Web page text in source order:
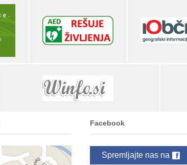
Facebook
Spremljajte nas na